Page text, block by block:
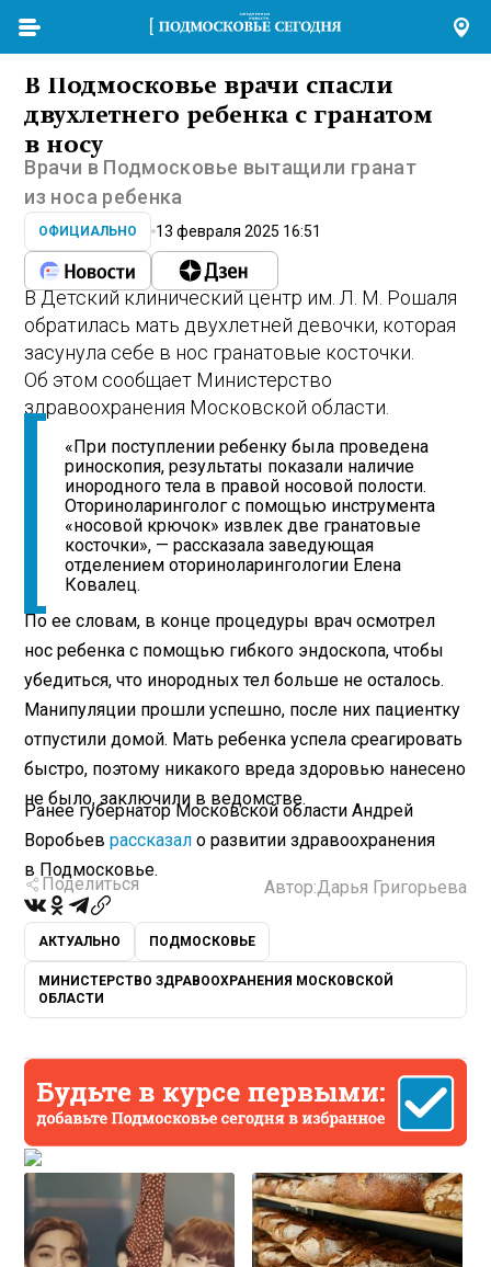
В Подмосковье врачи спасли
двухлетнего ребенка с гранатом
в носу
Врачи в Подмосковье вытащили гранат
из носа ребенка
ОФИЦИАЛЬНО 13 февраля 2025 16:51
В Детский клинический центр им. Л. М. Рошаля
обратилась мать двухлетней девочки, которая
засунула себе в нос гранатовые косточки.
Об этом сообщает Министерство
здравоохранения Московской области.
«При поступлении ребенку была проведена
риноскопия, результаты показали наличие
инородного тела в правой носовой полости.
Оториноларинголог с помощью инструмента
«носовой крючок» извлек две гранатовые
косточки», — рассказала заведующая
отделением оториноларингологии Елена
Ковалец.
По ее словам, в конце процедуры врач осмотрел
нос ребенка с помощью гибкого эндоскопа, чтобы
убедиться, что инородных тел больше не осталось.
Манипуляции прошли успешно, после них пациентку
отпустили домой. Мать ребенка успела среагировать
быстро, поэтому никакого вреда здоровью нанесено
не было, заключили в ведомстве.
Ранее губернатор Московской области Андрей
Воробьеврассказал о развитии здравоохранения
в Подмосковье.
Поделиться Автор:Дарья Григорьева
АКТУАЛЬНО ПОДМОСКОВЬЕ
МИНИСТЕРСТВО ЗДРАВООХРАНЕНИЯ МОСКОВСКОЙ
ОБЛАСТИ